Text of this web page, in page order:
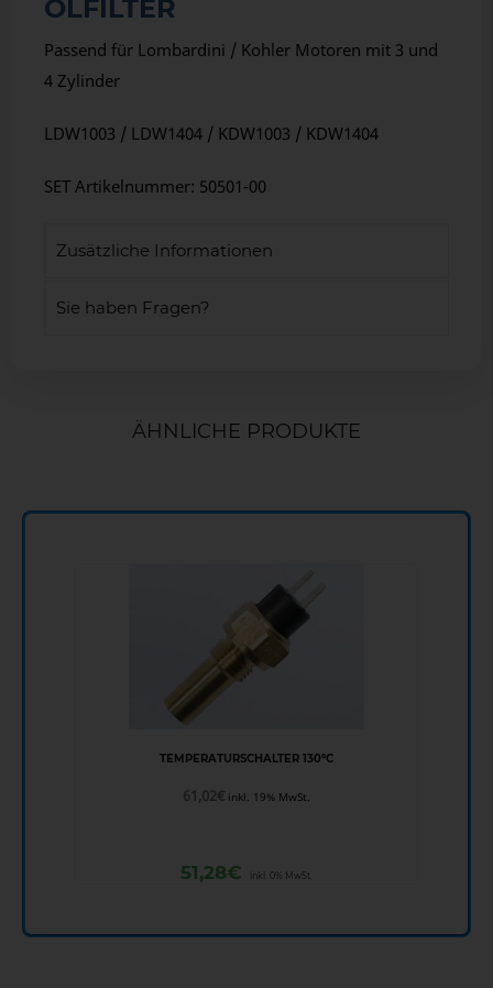
ÖLFILTER
Passend für Lombardini / Kohler Motoren mit 3 und
4 Zylinder
LDW1003 / LDW1404 / KDW1003 / KDW1404
SET Artikelnummer: 50501-00
Zusätzliche Informationen
Sie haben Fragen?
ÄHNLICHE PRODUKTE
TEMPERATURSCHALTER 130°C
61,02€ inkl. 19% MwSt.
51,28€ inkl. 0% MwSt.